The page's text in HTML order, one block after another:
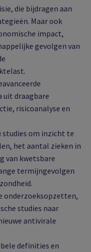
die bijdragen aan
Maar ook
impact,
gevolgen van
uit draagbare
risicoanalyse en
om inzicht te
het aantal zieken in
van kwetsbare
termijngevolgen
onderzoeksopzetten,
studies naar
antivirale
definities en